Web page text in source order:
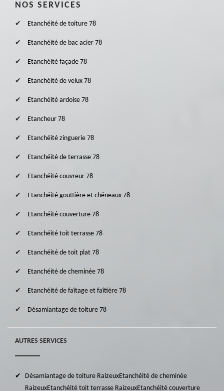
NOS SERVICES
Etanchéité de toiture 78
Etanchéité de bac acier 78
Etanchéité façade 78
Etanchéité de velux 78
Etanchéité ardoise 78
Etancheur 78
Etanchéité zinguerie 78
Etanchéité de terrasse 78
Etanchéité couvreur 78
Etanchéité gouttière et chéneaux 78
Etanchéité couverture 78
Etanchéité toit terrasse 78
Etanchéité de toit plat 78
Etanchéité de cheminée 78
Etanchéité de faîtage et faîtière 78
Désamiantage de toiture 78
AUTRES SERVICES
Désamiantage de toiture RaizeuxEtanchéité de cheminée
RaizeuxEtanchéité toit terrasse RaizeuxEtanchéité couverture